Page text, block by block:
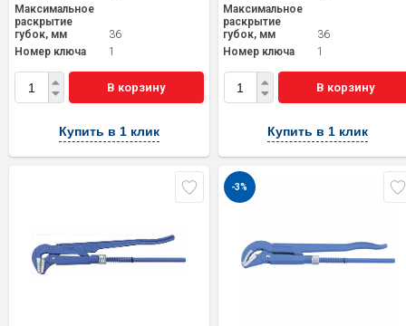
Максимальное
раскрытие
губок, мм
36
Номер ключа
1
В корзину
Купить в 1 клик
Максимальное
раскрытие
губок, мм
36
Номер ключа
1
В корзину
Купить в 1 клик
-3%